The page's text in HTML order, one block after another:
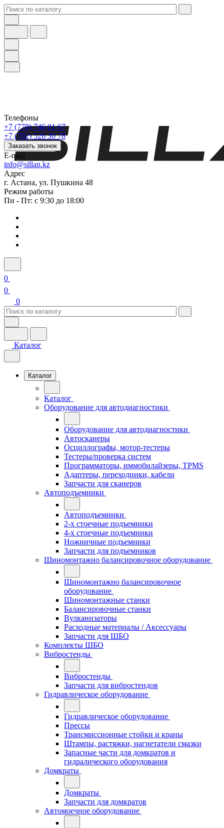
Телефоны
+7 (778) 746 01 67
+7 (702) 526 30 78
Заказать звонок
E-mail
info@sillan.kz
Адрес
г. Астана, ул. Пушкина 48
Режим работы
Пн - Пт: с 9:30 до 18:00
0
0
0
Каталог
Каталог
Каталог
Оборудование для автодиагностики
Оборудование для автодиагностики
Автосканеры
Осциллографы, мотор-тестеры
Тестеры/проверка систем
Программаторы, иммобилайзеры, TPMS
Адаптеры, переходники, кабели
Запчасти для сканеров
Автоподъемники
Автоподъемники
2-х стоечные подъемники
4-х стоечные подъемники
Ножничные подъемники
Запчасти для подъемников
Шиномонтажно балансировочное оборудование
Шиномонтажно балансировочное
оборудование
Шиномонтажные станки
Балансировочные станки
Вулканизаторы
Расходные материалы / Аксессуары
Запчасти для ШБО
Комплекты ШБО
Вибростенды
Вибростенды
Запчасти для вибростендов
Гидравлическое оборудование
Гидравлическое оборудование
Прессы
Трансмиссионные стойки и краны
Штампы, растяжки, нагнетатели смазки
Запасные части для домкратов и
гидралического оборудования
Домкраты
Домкраты
Запчасти для домкратов
Автомоечное оборудование